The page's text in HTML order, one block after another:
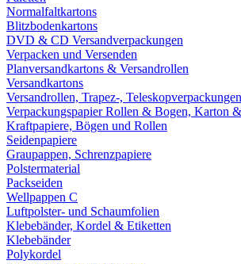
Normalfaltkartons
Blitzbodenkartons
DVD & CD Versandverpackungen
Verpacken und Versenden
Planversandkartons & Versandrollen
Versandkartons
Versandrollen, Trapez-, Teleskopverpackungen
Verpackungspapier Rollen & Bogen, Karton
Kraftpapiere, Bögen und Rollen
Seidenpapiere
Graupappen, Schrenzpapiere
Polstermaterial
Packseiden
Wellpappen C
Luftpolster- und Schaumfolien
Klebebänder, Kordel & Etiketten
Klebebänder
Polykordel